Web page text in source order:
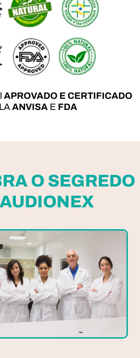
APROVADO E CERTIFICADO
ANVISA E FDA
O SEGREDO